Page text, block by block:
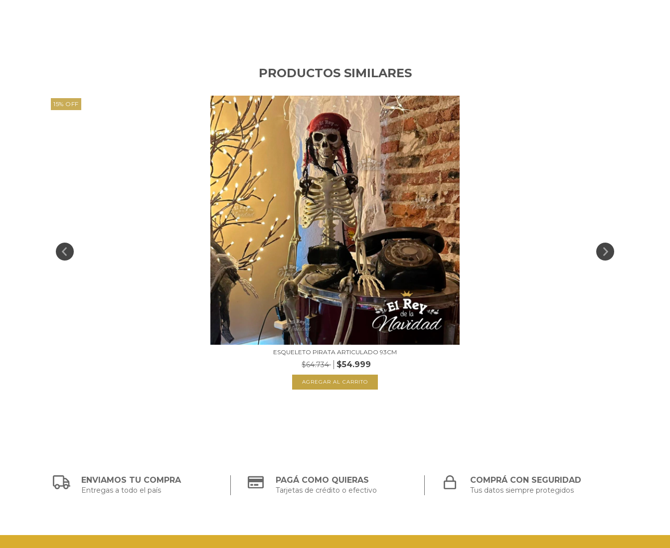
PRODUCTOS SIMILARES
15% OFF
ESQUELETO PIRATA ARTICULADO 93CM
$64.734 $54.999
ENVIAMOS TU COMPRA
Entregas a todo el país
PAGÁ COMO QUIERAS
Tarjetas de crédito o efectivo
COMPRÁ CON SEGURIDAD
Tus datos siempre protegidos